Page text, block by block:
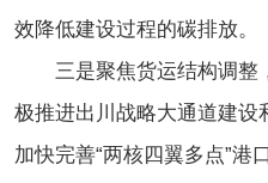
效降低建设过程的碳排放。
三是聚焦货运结构调整
极推进出川战略大通道建设
加快完善“两核四翼多点”港